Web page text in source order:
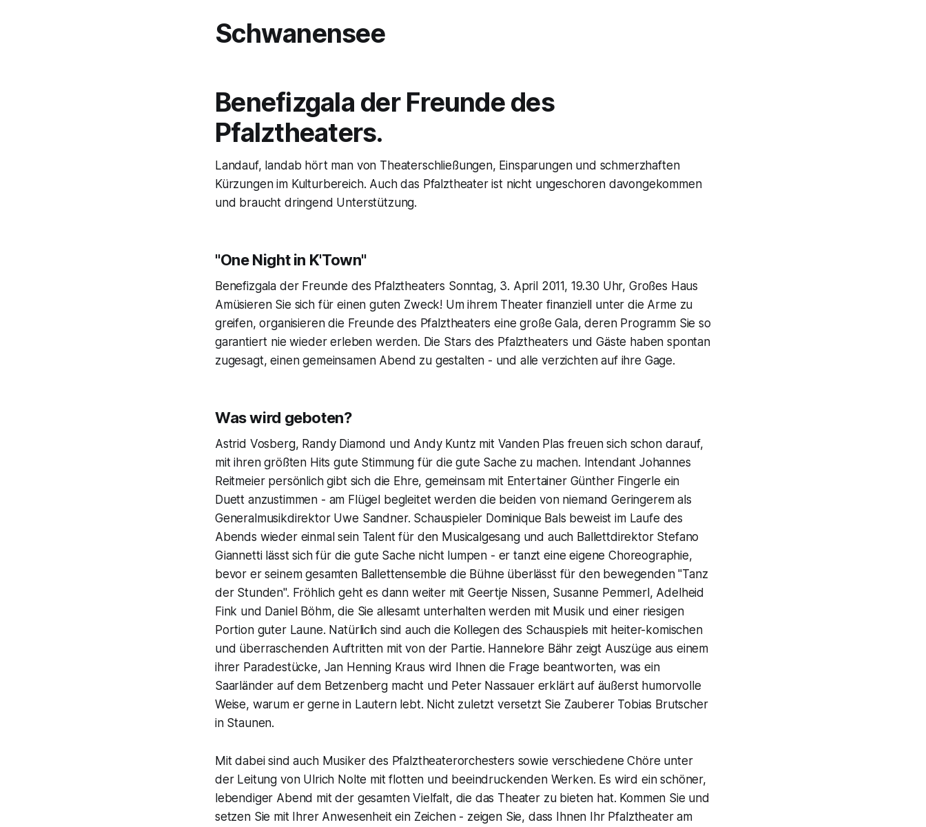
Schwanensee
Benefizgala der Freunde des
Pfalztheaters.
Landauf, landab hört man von Theaterschließungen, Einsparungen und schmerzhaften
Kürzungen im Kulturbereich. Auch das Pfalztheater ist nicht ungeschoren davongekommen
und braucht dringend Unterstützung.
"One Night in K'Town"
Benefizgala der Freunde des Pfalztheaters Sonntag, 3. April 2011, 19.30 Uhr, Großes Haus
Amüsieren Sie sich für einen guten Zweck! Um ihrem Theater finanziell unter die Arme zu
greifen, organisieren die Freunde des Pfalztheaters eine große Gala, deren Programm Sie so
garantiert nie wieder erleben werden. Die Stars des Pfalztheaters und Gäste haben spontan
zugesagt, einen gemeinsamen Abend zu gestalten - und alle verzichten auf ihre Gage.
Was wird geboten?
Astrid Vosberg, Randy Diamond und Andy Kuntz mit Vanden Plas freuen sich schon darauf,
mit ihren größten Hits gute Stimmung für die gute Sache zu machen. Intendant Johannes
Reitmeier persönlich gibt sich die Ehre, gemeinsam mit Entertainer Günther Fingerle ein
Duett anzustimmen - am Flügel begleitet werden die beiden von niemand Geringerem als
Generalmusikdirektor Uwe Sandner. Schauspieler Dominique Bals beweist im Laufe des
Abends wieder einmal sein Talent für den Musicalgesang und auch Ballettdirektor Stefano
Giannetti lässt sich für die gute Sache nicht lumpen - er tanzt eine eigene Choreographie,
bevor er seinem gesamten Ballettensemble die Bühne überlässt für den bewegenden "Tanz
der Stunden". Fröhlich geht es dann weiter mit Geertje Nissen, Susanne Pemmerl, Adelheid
Fink und Daniel Böhm, die Sie allesamt unterhalten werden mit Musik und einer riesigen
Portion guter Laune. Natürlich sind auch die Kollegen des Schauspiels mit heiter-komischen
und überraschenden Auftritten mit von der Partie. Hannelore Bähr zeigt Auszüge aus einem
ihrer Paradestücke, Jan Henning Kraus wird Ihnen die Frage beantworten, was ein
Saarländer auf dem Betzenberg macht und Peter Nassauer erklärt auf äußerst humorvolle
Weise, warum er gerne in Lautern lebt. Nicht zuletzt versetzt Sie Zauberer Tobias Brutscher
in Staunen.
Mit dabei sind auch Musiker des Pfalztheaterorchesters sowie verschiedene Chöre unter
der Leitung von Ulrich Nolte mit flotten und beeindruckenden Werken. Es wird ein schöner,
lebendiger Abend mit der gesamten Vielfalt, die das Theater zu bieten hat. Kommen Sie und
setzen Sie mit Ihrer Anwesenheit ein Zeichen - zeigen Sie, dass Ihnen Ihr Pfalztheater am